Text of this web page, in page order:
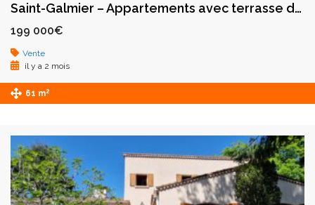
Saint-Galmier – Appartements avec terrasse dans un cadre privilégié au cœur de la Rose des Vents
199 000€
Vente
il y a 2 mois
61 m2